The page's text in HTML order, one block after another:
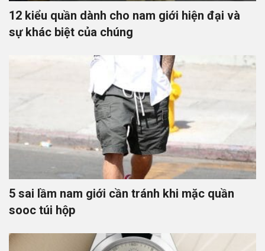
12 kiểu quần dành cho nam giới hiện đại và
sự khác biệt của chúng
5 sai lầm nam giới cần tránh khi mặc quần
sooc túi hộp